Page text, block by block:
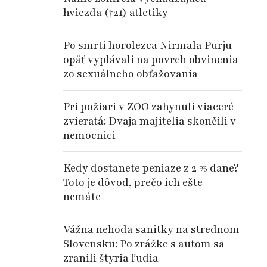
hviezda (†21) atletiky
Po smrti horolezca Nirmala Purju
opäť vyplávali na povrch obvinenia
zo sexuálneho obťažovania
Pri požiari v ZOO zahynuli viaceré
zvieratá: Dvaja majitelia skončili v
nemocnici
Kedy dostanete peniaze z 2 % dane?
Toto je dôvod, prečo ich ešte
nemáte
Vážna nehoda sanitky na strednom
Slovensku: Po zrážke s autom sa
zranili štyria ľudia